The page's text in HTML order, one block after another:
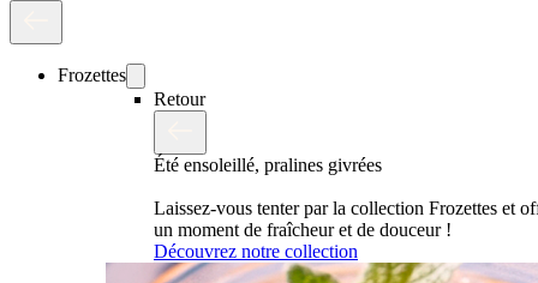
Frozettes
Retour
Été ensoleillé, pralines givrées
Laissez-vous tenter par la collection Frozettes et
un moment de fraîcheur et de douceur !
Découvrez notre collection